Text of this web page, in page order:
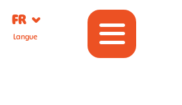
FR
Langue